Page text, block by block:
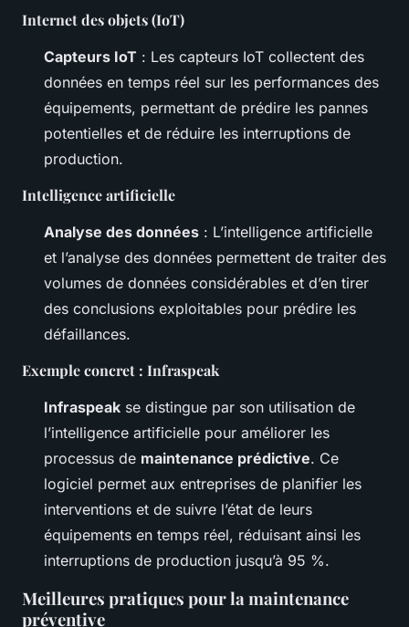
Internet des objets (IoT)
Capteurs IoT : Les capteurs IoT collectent des
données en temps réel sur les performances des
équipements, permettant de prédire les pannes
potentielles et de réduire les interruptions de
production.
Intelligence artificielle
Analyse des données : L’intelligence artificielle
et l’analyse des données permettent de traiter des
volumes de données considérables et d’en tirer
des conclusions exploitables pour prédire les
défaillances.
Exemple concret : Infraspeak
Infraspeak se distingue par son utilisation de
l’intelligence artificielle pour améliorer les
processus de maintenance prédictive. Ce
logiciel permet aux entreprises de planifier les
interventions et de suivre l’état de leurs
équipements en temps réel, réduisant ainsi les
interruptions de production jusqu’à 95 %.
Meilleures pratiques pour la maintenance
préventive